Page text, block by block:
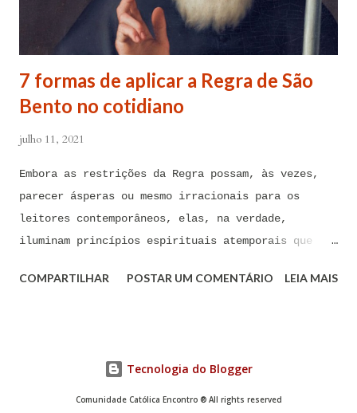
Maria, debaixo da poderosa proteção de São Miguel
Arcanjo e do meu Anjo da Guarda, para combater
contra todas as forças do mal, ações, ataques,
contaminações, armadilhas, en...
7 formas de aplicar a Regra de São
Bento no cotidiano
julho 11, 2021
Embora as restrições da Regra possam, às vezes,
parecer ásperas ou mesmo irracionais para os
leitores contemporâneos, elas, na verdade,
iluminam princípios espirituais atemporais que
São Bento foi composta há mais de 1.500 anos por
irracionais para os leitores contemporâneos, elas,
na verdade, iluminam princípios espirituais
COMPARTILHAR POSTAR UM COMENTÁRIO LEIA MAIS
Tecnologia do Blogger
Comunidade Católica Encontro ® All rights reserved